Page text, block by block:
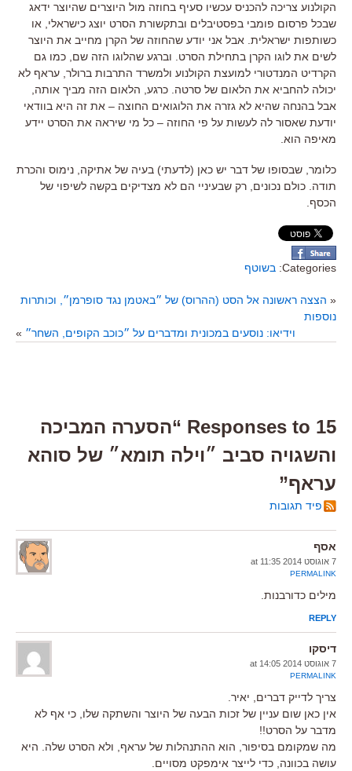
הקולנוע צריכה להכניס עכשיו סעיף בחוזה מול היוצרים שהיוצר ידאג
שבכל פרסום פומבי בפסטיבלים ובתקשורת הסרט יוצג כישראלי, או
כשותפות ישראלית. אבל אני יודע שהחוזה של הקרן מחייב את היוצר
לשים את לוגו הקרן בתחילת הסרט. וברגע שהלוגו הזה שם, כמו גם
הקרדיט המנדטורי למועצת הקולנוע ולמשרד התרבות ברולר, עראף לא
יכולה להחביא את הלאום של סרטה. כרגע, הלאום הזה מביך אותה,
אבל בהנחה שהיא לא גזרה את הלוגואים החוצה – את זה היא בוודאי
יודעת שאסור לה לעשות על פי החוזה – כל מי שיראה את הסרט יידע
מאיפה הוא.
כלומר, שבסופו של דבר יש כאן (לדעתי) בעיה של אתיקה, נימוס והכרת
תודה. כולם נכונים, רק שבעיניי הם לא מצדיקים בקשה לשיפוי של
הכסף.
Categories: בשוטף
« הצצה ראשונה אל הסט (ההרוס) של ״באטמן נגד סופרמן״, וכותרות
נוספות
וידיאו: נוסעים במכונית ומדברים על ״כוכב הקופים, השחר״ »
15 Responses to “הסערה המביכה
והשגויה סביב ״וילה תומא״ של סוהא
עראף”
פיד תגובות
אסף
7 אוגוסט 2014 at 11:35
PERMALINK
מילים כדורבנות.
REPLY
דיסקו
7 אוגוסט 2014 at 14:05
PERMALINK
צריך לדייק דברים, יאיר.
אין כאן שום עניין של זכות הבעה של היוצר והשתקה שלו, כי אף לא
מדבר על הסרט!!
מה שמקומם בסיפור, הוא ההתנהלות של עראף, ולא הסרט שלה. היא
עושה בכוונה, כדי לייצר אימפקט מסויים.